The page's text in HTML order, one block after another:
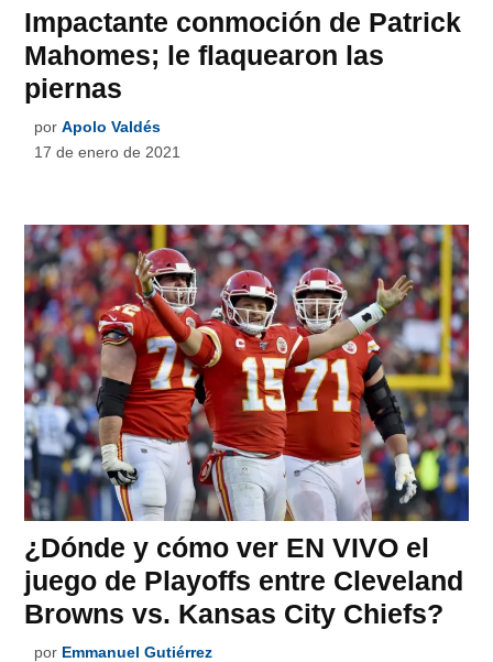
Impactante conmoción de Patrick
Mahomes; le flaquearon las
piernas
por Apolo Valdés
17 de enero de 2021
¿Dónde y cómo ver EN VIVO el
juego de Playoffs entre Cleveland
Browns vs. Kansas City Chiefs?
por Emmanuel Gutiérrez